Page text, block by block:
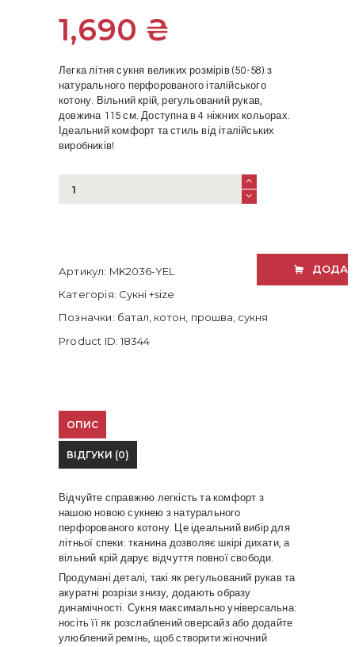
1,690 ₴
Легка літня сукня великих розмірів (50-58) з
натурального перфорованого італійського
котону. Вільний крій, регульований рукав,
довжина 115 см. Доступна в 4 ніжних кольорах.
Ідеальний комфорт та стиль від італійських
виробників!
літня
котону
кількість
Артикул: MK2036-YEL
Категорія: Сукні +size
Позначки: батал, котон, прошва, сукня
Product ID:18344
ОПИС
ВІДГУКИ (0)
Відчуйте справжню легкість та комфорт з
нашою новою сукнею з натурального
перфорованого котону. Це ідеальний вибір для
літньої спеки: тканина дозволяє шкірі дихати, а
вільний крій дарує відчуття повної свободи.
Продумані деталі, такі як регульований рукав та
акуратні розрізи знизу, додають образу
динамічності. Сукня максимально універсальна:
носіть її як розслаблений оверсайз або додайте
улюблений ремінь, щоб створити жіночний